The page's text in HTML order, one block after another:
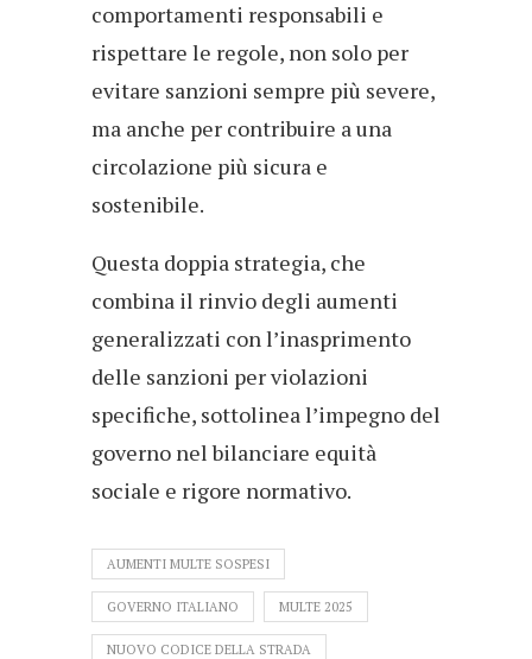
comportamenti responsabili e
rispettare le regole, non solo per
evitare sanzioni sempre più severe,
ma anche per contribuire a una
circolazione più sicura e
sostenibile.
Questa doppia strategia, che
combina il rinvio degli aumenti
generalizzati con l’inasprimento
delle sanzioni per violazioni
specifiche, sottolinea l’impegno del
governo nel bilanciare equità
sociale e rigore normativo.
AUMENTI MULTE SOSPESI
GOVERNO ITALIANO MULTE 2025
NUOVO CODICE DELLA STRADA